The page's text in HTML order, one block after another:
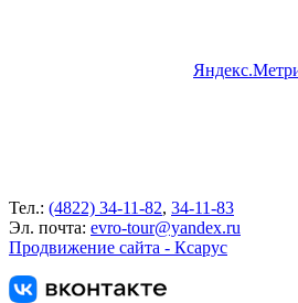
Тел.: (4822) 34-11-82, 34-11-83
Эл. почта: evro-tour@yandex.ru
Продвижение сайта - Ксарус